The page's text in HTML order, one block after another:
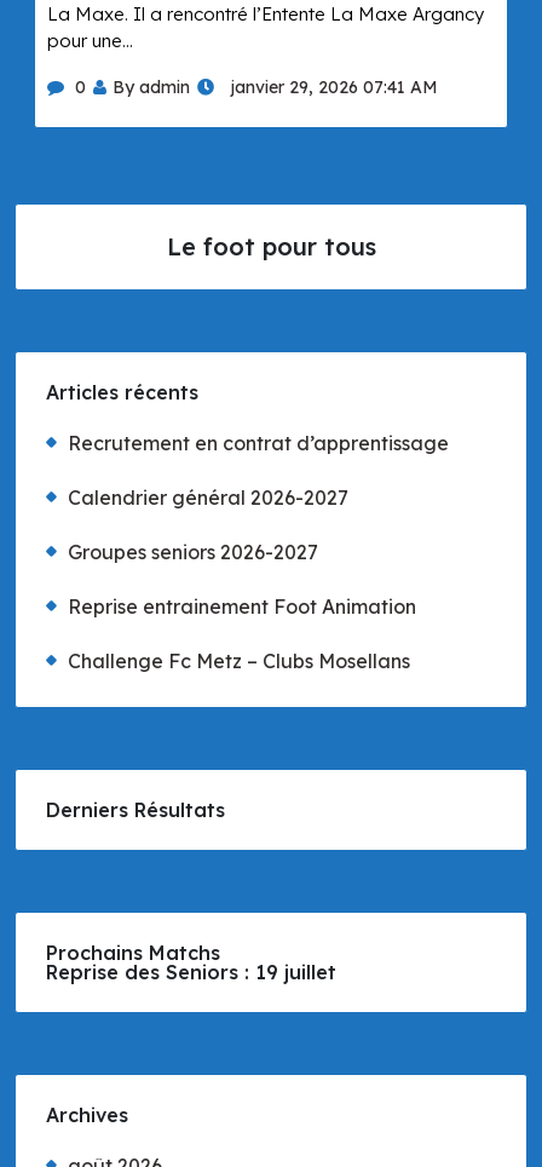
La Maxe. Il a rencontré l’Entente La Maxe Argancy
pour une…
0 By admin janvier 29, 2026 07:41 AM
Le foot pour tous
Articles récents
Recrutement en contrat d’apprentissage
Calendrier général 2026-2027
Groupes seniors 2026-2027
Reprise entrainement Foot Animation
Challenge Fc Metz – Clubs Mosellans
Derniers Résultats
Prochains Matchs
Reprise des Seniors : 19 juillet
Archives